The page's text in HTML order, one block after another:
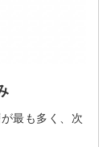
最も多く、次